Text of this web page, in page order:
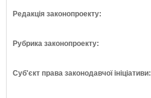
Редакція законопроекту:
Рубрика законопроекту:
Суб'єкт права законодавчої ініціативи: